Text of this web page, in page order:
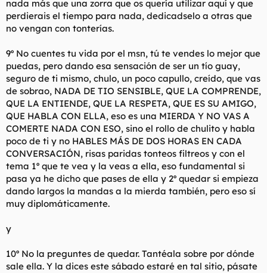
nada más que una zorra que os quería utilizar aquí y que
perdierais el tiempo para nada, dedicadselo a otras que
no vengan con tonterías.
9º No cuentes tu vida por el msn, tú te vendes lo mejor que
puedas, pero dando esa sensación de ser un tío guay,
seguro de ti mismo, chulo, un poco capullo, creído, que vas
de sobrao, NADA DE TIO SENSIBLE, QUE LA COMPRENDE,
QUE LA ENTIENDE, QUE LA RESPETA, QUE ES SU AMIGO,
QUE HABLA CON ELLA, eso es una MIERDA Y NO VAS A
COMERTE NADA CON ESO, sino el rollo de chulito y habla
poco de ti y no HABLES MÁS DE DOS HORAS EN CADA
CONVERSACIÓN, risas paridas tonteos filtreos y con el
tema 1º que te vea y la veas a ella, eso fundamental si
pasa ya he dicho que pases de ella y 2º quedar si empieza
dando largos la mandas a la mierda también, pero eso sí
muy diplomáticamente.
y
10º No la preguntes de quedar. Tantéala sobre por dónde
sale ella. Y la dices este sábado estaré en tal sitio, pásate